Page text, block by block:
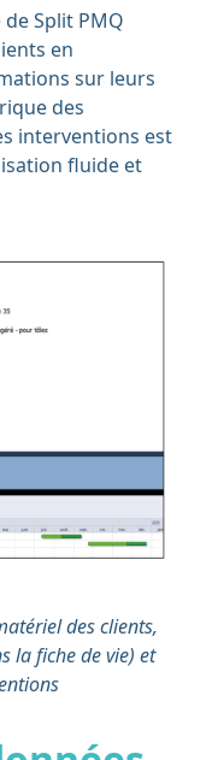
Split PMQ
en
sur leurs
des
interventions est
fluide et
des clients,
la fiche de vie) et